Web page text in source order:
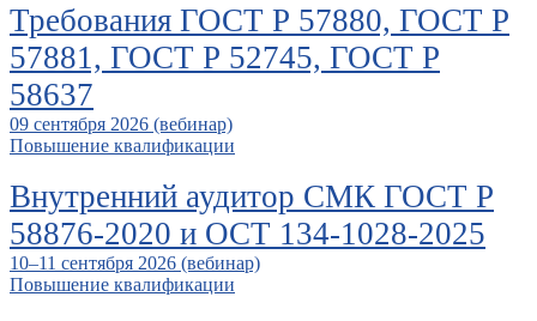
Требования ГОСТ Р 57880, ГОСТ Р
57881, ГОСТ Р 52745, ГОСТ Р
58637
09 сентября 2026 (вебинар)
Повышение квалификации
Внутренний аудитор СМК ГОСТ Р
58876-2020 и ОСТ 134-1028-2025
10–11 сентября 2026 (вебинар)
Повышение квалификации